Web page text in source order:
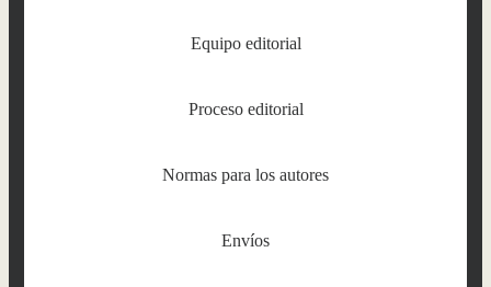
Equipo editorial
Proceso editorial
Normas para los autores
Envíos